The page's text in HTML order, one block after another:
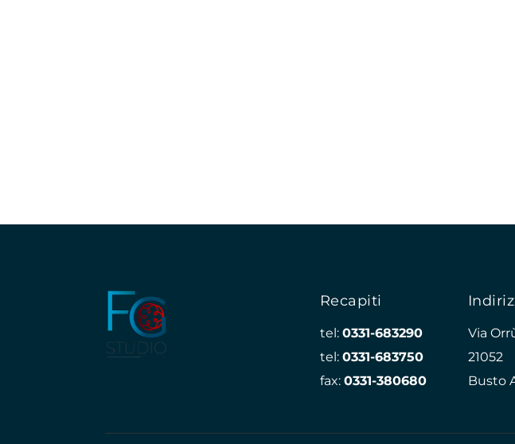
Recapiti
tel: 0331-683290
tel: 0331-683750
fax: 0331-380680
Via
21052
Busto